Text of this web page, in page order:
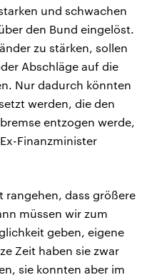
und schwachen
den Bund eingelöst.
zu stärken, sollen
Abschläge auf die
Nur dadurch könnten
werden, die den
entzogen werde,
Finanzminister
rangehen, dass größere
müssen wir zum
geben, eigene
Zeit haben sie zwar
sie konnten aber im